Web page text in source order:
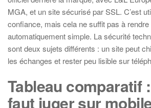
MGA, et un site sécurisé par SSL. C’est
confiance, mais cela ne suffit pas à
automatiquement simple. La sécurité
sont deux sujets différents : un site peut
les échanges et rester peu lisible sur
Tableau comparatif
faut juger sur